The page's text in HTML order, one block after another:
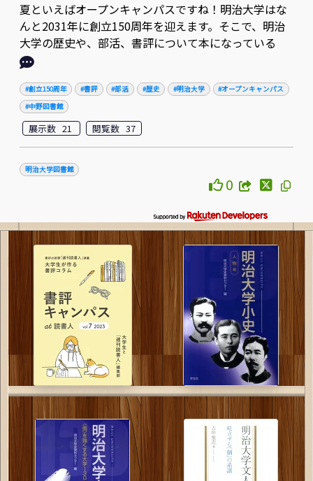
夏といえばオープンキャンパスですね！明治大学はな
んと2031年に創立150周年を迎えます。そこで、明治
大学の歴史や、部活、書評について本になっている
#創立150周年 #書評 #部活 #歴史 #明治大学
#オープンキャンパス
#中野図書館
展示数 21 閲覧数 37
明治大学図書館
0